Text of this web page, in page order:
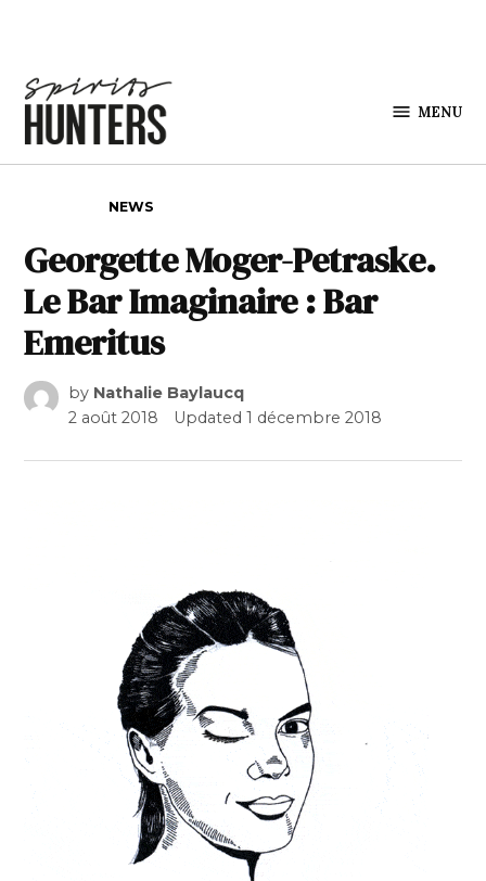
MENU
NEWS
Georgette Moger-Petraske.
Le Bar Imaginaire : Bar
Emeritus
by Nathalie Baylaucq
2 août 2018
Updated1 décembre 2018